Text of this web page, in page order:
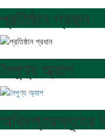
প্রতিষ্ঠান প্রধান
নৈপুণ্য অ্যাপ
অধিদপ্তরসমূহের